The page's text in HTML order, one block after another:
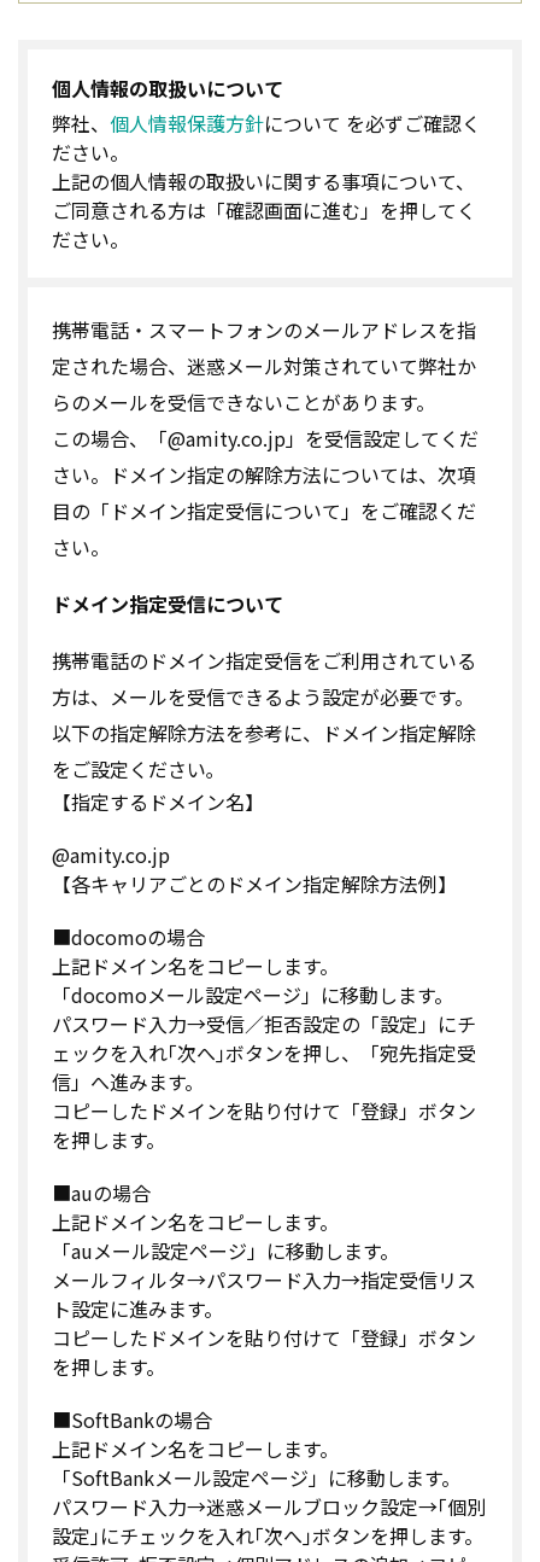
個人情報の取扱いについて
弊社、 個人情報保護方針について を必ずご確認く
ださい。
上記の個人情報の取扱いに関する事項について、
ご同意される方は「確認画面に進む」を押してく
ださい。
携帯電話・スマートフォンのメールアドレスを指
定された場合、迷惑メール対策されていて弊社か
らのメールを受信できないことがあります。
この場合、「@amity.co.jp」を受信設定してくだ
さい。ドメイン指定の解除方法については、次項
目の「ドメイン指定受信について」をご確認くだ
さい。
ドメイン指定受信について
携帯電話のドメイン指定受信をご利用されている
方は、メールを受信できるよう設定が必要です。
以下の指定解除方法を参考に、ドメイン指定解除
をご設定ください｡
【指定するドメイン名】
@amity.co.jp
【各キャリアごとのドメイン指定解除方法例】
■docomoの場合
上記ドメイン名をコピーします。
「docomoメール設定ページ」に移動します。
パスワード入力→受信／拒否設定の「設定」にチ
ェックを入れ｢次へ｣ボタンを押し、「宛先指定受
信」へ進みます。
コピーしたドメインを貼り付けて「登録」ボタン
を押します。
■auの場合
上記ドメイン名をコピーします。
「auメール設定ページ」に移動します。
メールフィルタ→パスワード入力→指定受信リス
ト設定に進みます。
コピーしたドメインを貼り付けて「登録」ボタン
を押します。
■SoftBankの場合
上記ドメイン名をコピーします。
「SoftBankメール設定ページ」に移動します。
パスワード入力→迷惑メールブロック設定→｢個別
設定｣にチェックを入れ｢次へ｣ボタンを押します。